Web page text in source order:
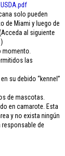
solo pueden
de Miami y luego de
al siguiente
)
las
su debido “kennel”
de mascotas.
en camarote. Esta
y no exista ningún
responsable de